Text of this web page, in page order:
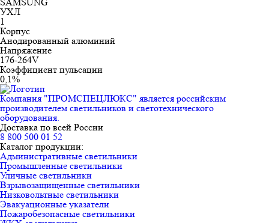
УХЛ
1
Корпус
Анодированный алюминий
Напряжение
176-264V
Коэффициент пульсации
0,1%
Компания "ПРОМСПЕЦЛЮКС" является российским
производителем светильников и светотехнического
оборудования.
Доставка по всей России
8 800 500 01 52
Каталог продукции:
Административные светильники
Промышленные светильники
Уличные светильники
Взрывозащищенные светильники
Низковольтные светильники
Эвакуационные указатели
Пожаробезопасные светильники